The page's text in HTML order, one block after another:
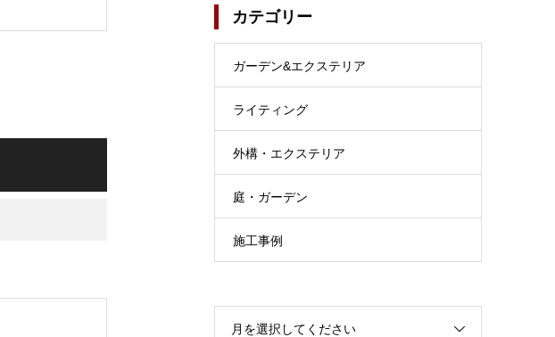
カテゴリー
ガーデン&エクステリア
ライティング
外構・エクステリア
庭・ガーデン
施工事例
月を選択してください